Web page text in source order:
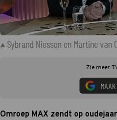
Sybrand Niessen en Martine van
Zie meer
Omroep MAX zendt op